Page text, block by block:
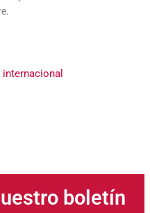
boletín